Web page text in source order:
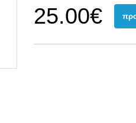
25.00€